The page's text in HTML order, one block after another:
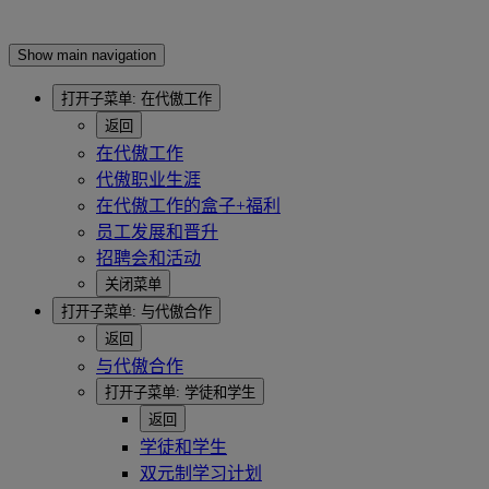
Show main navigation
打开子菜单: 在代傲工作
返回
在代傲工作
代傲职业生涯
在代傲工作的盒子+福利
员工发展和晋升
招聘会和活动
关闭菜单
打开子菜单: 与代傲合作
返回
与代傲合作
打开子菜单: 学徒和学生
返回
学徒和学生
双元制学习计划